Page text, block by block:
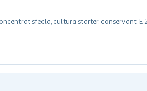
sfecla, cultura starter, conservant: E